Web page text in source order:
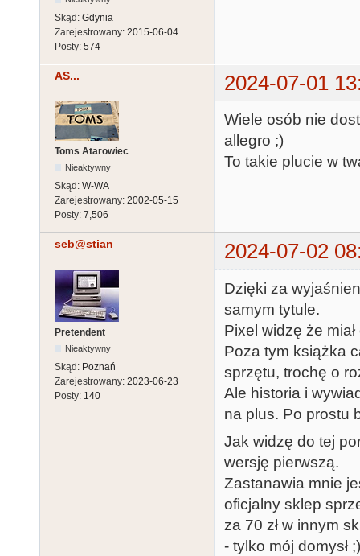
Skąd: Gdynia
Zarejestrowany: 2015-06-04
Posty: 574
AS... 2024-07-01
Toms Atarowiec
Nieaktywny
Skąd: W-WA
Zarejestrowany: 2002-05-15
Posty: 7,506
Wiele osób nie
allegro ;)
To takie plucie w
seb@stian 2024-07-02
Pretendent
Nieaktywny
Skąd: Poznań
Zarejestrowany: 2023-06-23
Posty: 140
Dzięki za
samym tytule.
Pixel widzę że
Poza tym książka
sprzętu, trochę o
Ale historia i
na plus. Po prostu
Jak widzę do tej
wersję pierwszą.
Zastanawia mnie
oficjalny sklep
za 70 zł w innym
- tylko mój domysł